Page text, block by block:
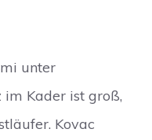
unter
im Kader ist groß,
Kovac